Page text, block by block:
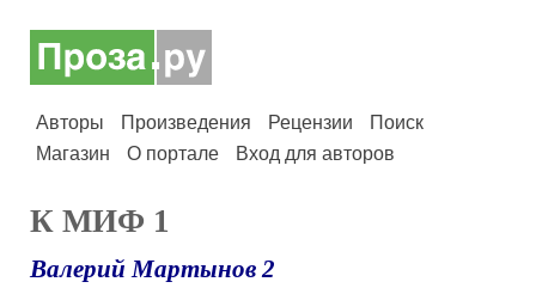
Авторы Произведения Рецензии
Поиск
Магазин
О портале Вход для авторов
К МИФ 1
Валерий Мартынов 2